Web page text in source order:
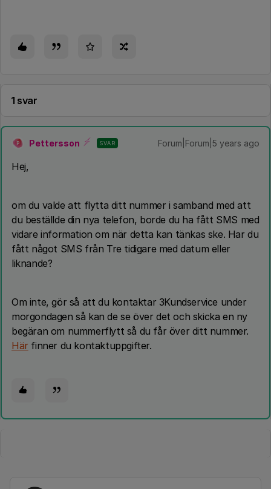
1 svar
P Pettersson SVAR Forum|Forum|5 years ago
Hej,
om du valde att flytta ditt nummer i samband med att
du beställde din nya telefon, borde du ha fått SMS med
vidare information om när detta kan tänkas ske. Har du
fått något SMS från Tre tidigare med datum eller
liknande?
Om inte, gör så att du kontaktar 3Kundservice under
morgondagen så kan de se över det och skicka en ny
begäran om nummerflytt så du får över ditt nummer.
Här finner du kontaktuppgifter.